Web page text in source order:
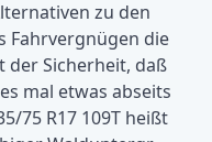
zu den
Fahrvergnügen die
Sicherheit, daß
mal etwas abseits
75 R17 109T heißt